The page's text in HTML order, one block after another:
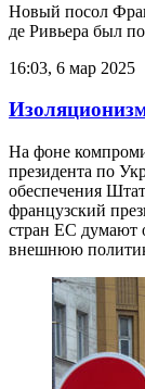
Новый посол
де Ривьера был
16:03, 6 мар 2025
На фоне
президента по
обеспечения
французский
стран ЕС думают
внешнюю